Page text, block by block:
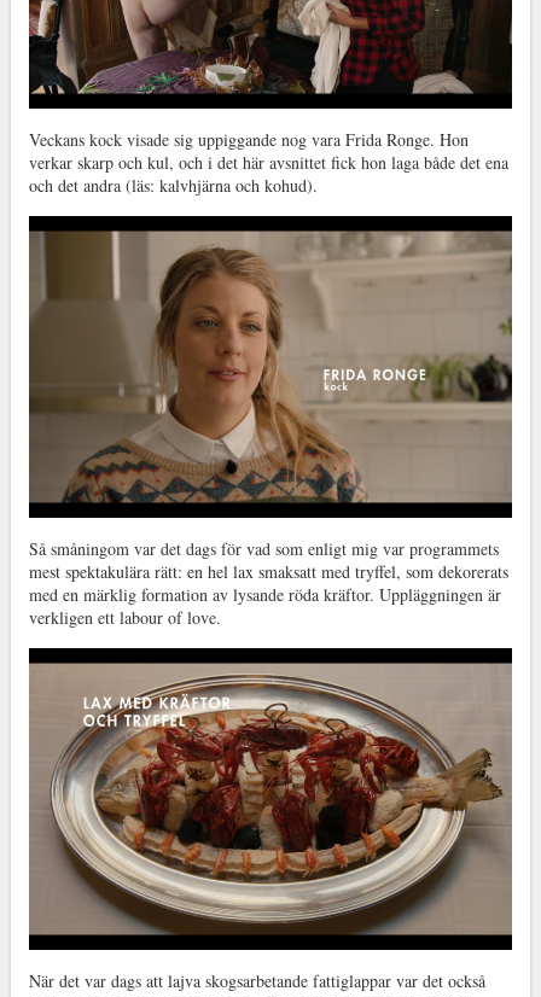
Veckans kock visade sig uppiggande nog vara Frida Ronge. Hon
verkar skarp och kul, och i det här avsnittet fick hon laga både det ena
och det andra (läs: kalvhjärna och kohud).
Så småningom var det dags för vad som enligt mig var programmets
mest spektakulära rätt: en hel lax smaksatt med tryffel, som dekorerats
med en märklig formation av lysande röda kräftor. Uppläggningen är
verkligen ett labour of love.
När det var dags att lajva skogsarbetande fattiglappar var det också